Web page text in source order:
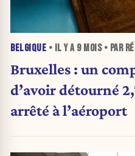
BELGIQUE • IL Y A 9 MOIS• PAR
Bruxelles : un
d’avoir détourné
arrêté à l’aéroport